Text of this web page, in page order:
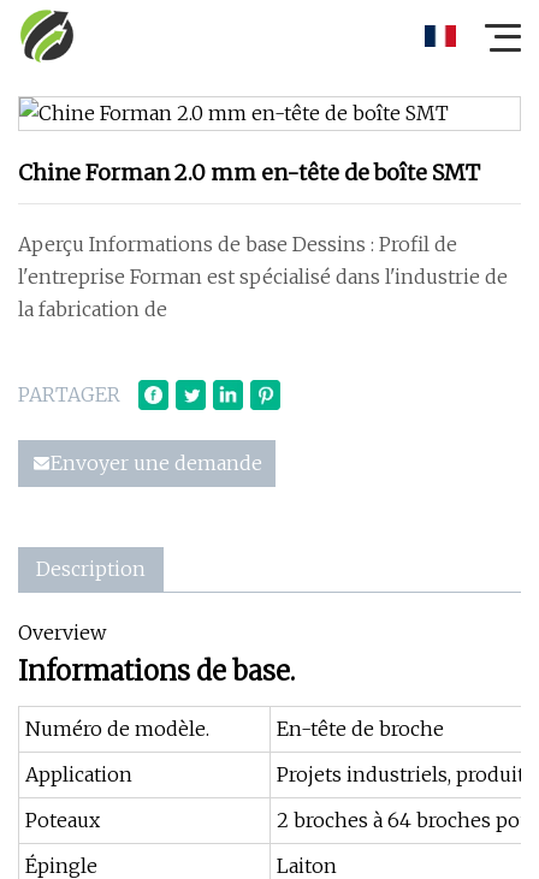
Chine Forman 2.0 mm en-tête de boîte SMT
Aperçu Informations de base Dessins : Profil de
l'entreprise Forman est spécialisé dans l'industrie de
la fabrication de
PARTAGER
Envoyer une demande
Description
Overview
Informations de base.
Numéro de modèle.
En-tête de broche
Application
Projets industriels, produits
Poteaux
2 broches à 64 broches
Épingle
Laiton